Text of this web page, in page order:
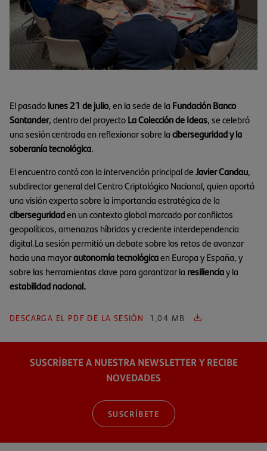
El pasadolunes 21 de julio, en la sede de la Fundación Banco
Santander, dentro del proyectoLa Colección de Ideas, se celebró
una sesión centrada en reflexionar sobre laciberseguridad y la
soberanía tecnológica.
El encuentro contó con la intervención principal deJavier Candau,
subdirector general del Centro Criptológico Nacional, quien aportó
una visión experta sobre la importancia estratégica de la
ciberseguridaden un contexto global marcado por conflictos
geopolíticos, amenazas híbridas y creciente interdependencia
digital.La sesión permitió un debate sobre los retos de avanzar
hacia una mayorautonomía tecnológicaen Europa y España, y
sobre las herramientas clave para garantizar la resilienciay la
estabilidad nacional.
DESCARGA EL PDF DE LA SESIÓN 1,04 MB
SUSCRÍBETE A NUESTRA NEWSLETTER Y RECIBE
NOVEDADES
SUSCRÍBETE